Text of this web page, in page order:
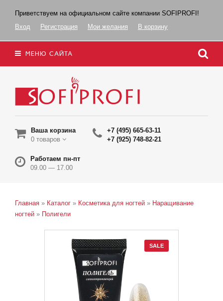
Приветствуем на официальном сайте компании SOFIPROFI!
Вход
Регистрация Мои желания В корзину
МЕНЮ САЙТА
Ваша корзина
0 товаров
+7 (495) 665-63-11
+7 (925) 748-82-21
Работаем пн-пт
09.00 — 17.00
Главная » Каталог » Косметика для ногтей » Наращивание
ногтей » Полигели
SALE